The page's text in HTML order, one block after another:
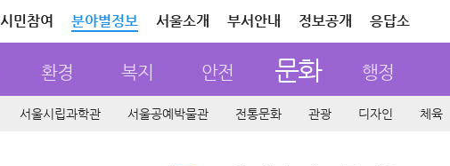
시민참여 분야별정보 서울소개 부서안내 정보공개 응답소
환경 복지 안전 문화 행정
서울시립과학관 서울공예박물관 전통문화 관광 디자인 체육